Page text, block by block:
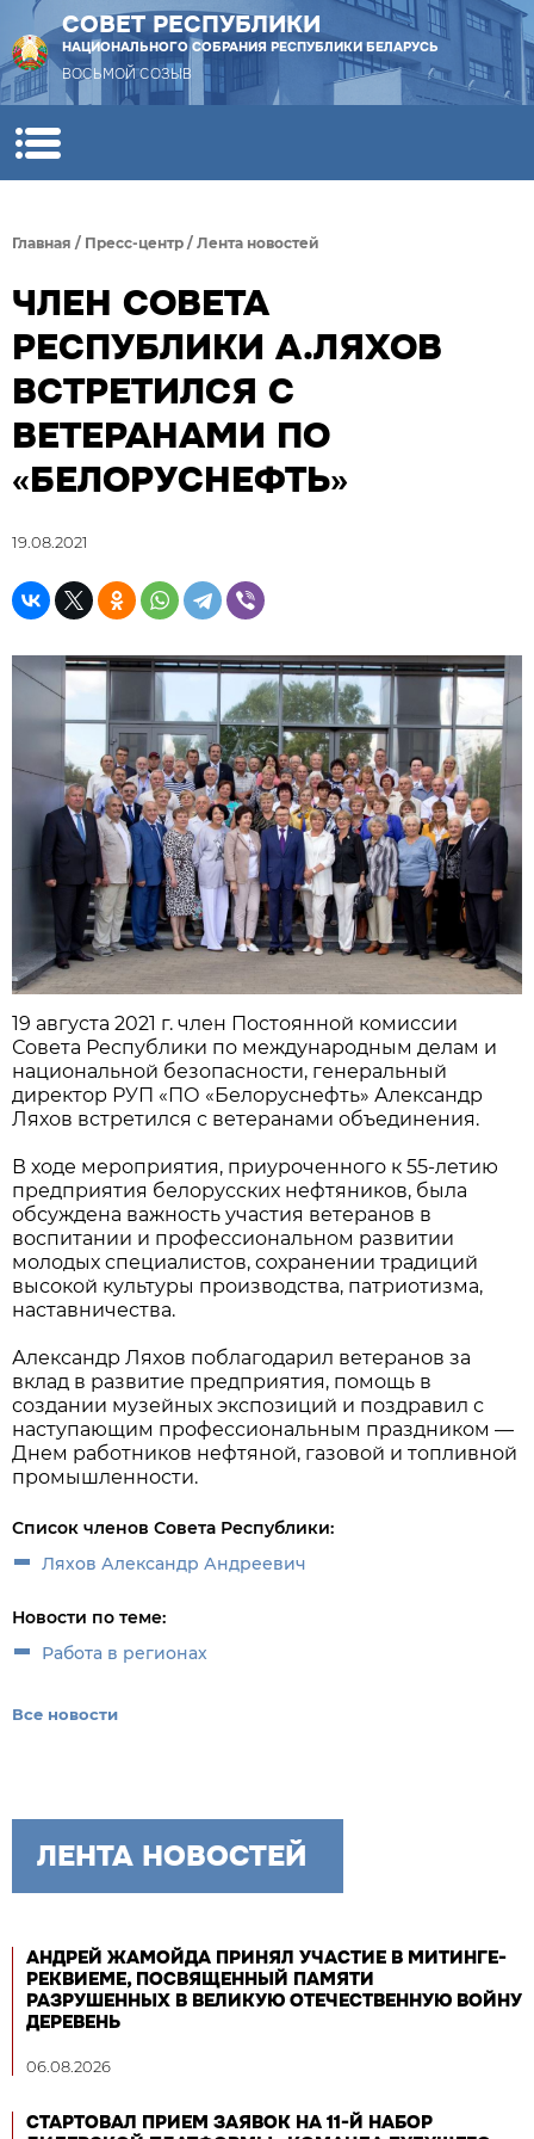
СОВЕТ РЕСПУБЛИКИ
НАЦИОНАЛЬНОГО СОБРАНИЯ РЕСПУБЛИКИ БЕЛАРУСЬ
ВОСЬМОЙ СОЗЫВ
Главная / Пресс-центр / Лента новостей
ЧЛЕН СОВЕТА
РЕСПУБЛИКИ А.ЛЯХОВ
ВСТРЕТИЛСЯ С
ВЕТЕРАНАМИ ПО
«БЕЛОРУСНЕФТЬ»
19.08.2021
19 августа 2021 г. член Постоянной комиссии
Совета Республики по международным делам и
национальной безопасности, генеральный
директор РУП «ПО «Белоруснефть» Александр
Ляхов встретился с ветеранами объединения.
В ходе мероприятия, приуроченного к 55-летию
предприятия белорусских нефтяников, была
обсуждена важность участия ветеранов в
воспитании и профессиональном развитии
молодых специалистов, сохранении традиций
высокой культуры производства, патриотизма,
наставничества.
Александр Ляхов поблагодарил ветеранов за
вклад в развитие предприятия, помощь в
создании музейных экспозиций и поздравил с
наступающим профессиональным праздником —
Днем работников нефтяной, газовой и топливной
промышленности.
Список членов Совета Республики:
Ляхов Александр Андреевич
Новости по теме:
Работа в регионах
Все новости
ЛЕНТА НОВОСТЕЙ
АНДРЕЙ ЖАМОЙДА ПРИНЯЛ УЧАСТИЕ В МИТИНГЕ-
РЕКВИЕМЕ, ПОСВЯЩЕННЫЙ ПАМЯТИ
РАЗРУШЕННЫХ В ВЕЛИКУЮ ОТЕЧЕСТВЕННУЮ ВОЙНУ
ДЕРЕВЕНЬ
06.08.2026
СТАРТОВАЛ ПРИЕМ ЗАЯВОК НА 11-Й НАБОР